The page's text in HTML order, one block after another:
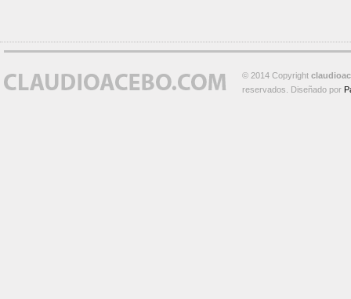
© 2014 Copyright
reservados. Diseñado por